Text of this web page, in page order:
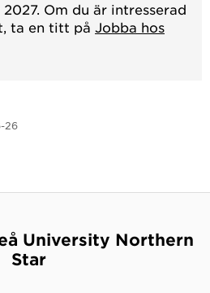
Om du är intresserad
ta en titt på Jobba hos
26
University Northern
Star